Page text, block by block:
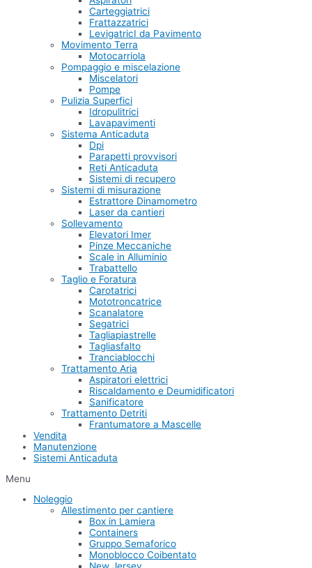
Carteggiatrici
Frattazzatrici
LevigatricI da Pavimento
Movimento Terra
Motocarriola
Pompaggio e miscelazione
Miscelatori
Pompe
Pulizia Superfici
Idropulitrici
Lavapavimenti
Sistema Anticaduta
Dpi
Parapetti provvisori
Reti Anticaduta
Sistemi di recupero
Sistemi di misurazione
Estrattore Dinamometro
Laser da cantieri
Sollevamento
Elevatori Imer
Pinze Meccaniche
Scale in Alluminio
Trabattello
Taglio e Foratura
Carotatrici
Mototroncatrice
Scanalatore
Segatrici
Tagliapiastrelle
Tagliasfalto
Tranciablocchi
Trattamento Aria
Aspiratori elettrici
Riscaldamento e Deumidificatori
Sanificatore
Trattamento Detriti
Frantumatore a Mascelle
Vendita
Manutenzione
Sistemi Anticaduta
Menu
Noleggio
Allestimento per cantiere
Box in Lamiera
Containers
Gruppo Semaforico
Monoblocco Coibentato